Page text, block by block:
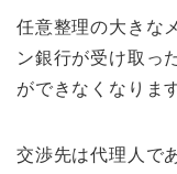
任意整理の大きな
ン銀行が受け取っ
ができなくなりま
交渉先は代理人で